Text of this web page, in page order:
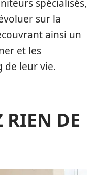
spécialisés,
sur la
ainsi un
et les
de leur vie.
DE